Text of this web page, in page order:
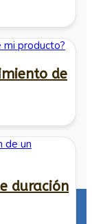
de
duración